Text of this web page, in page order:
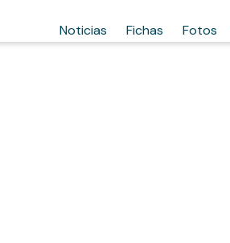
Noticias Fichas Fotos